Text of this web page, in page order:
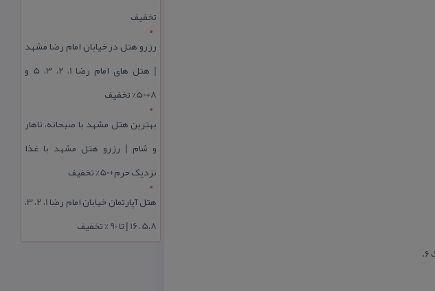
تخفیف
رزرو هتل در خیابان امام رضا مشهد
| هتل‌ های امام رضا 1، 2، 3، 5 و
8+50% تخفیف
بهترین هتل مشهد با صبحانه، ناهار
و شام | رزرو هتل مشهد با غذا
نزدیک حرم+50% تخفیف
هتل آپارتمان خیابان امام رضا 1، 2، 3،
5،8 ،16 | تا 90 % تخفیف